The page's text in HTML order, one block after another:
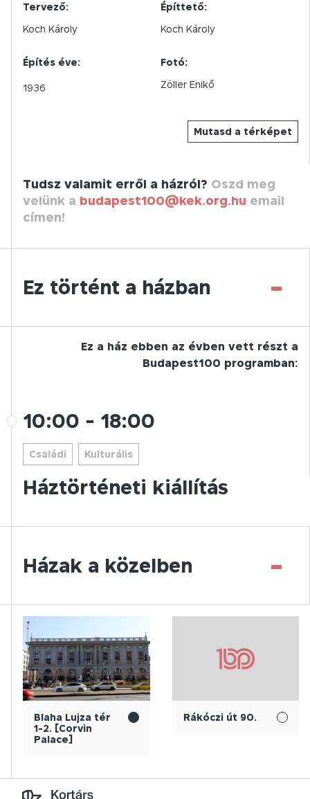
Mutasd a térképet
Tervező:
Koch Károly
Építtető:
Koch Károly
Építés éve:
1936
Fotó:
Zöller Enikő
Tudsz valamit erről a házról? Oszd meg
velünk a budapest100@kek.org.hu email
címen!
Ez történt a házban -
Ez a ház ebben az évben vett részt a
Budapest100 programban:
10:00 - 18:00
Családi Kulturális
Háztörténeti kiállítás
Házak a közelben -
Blaha Lujza tér
1-2. [Corvin
Palace]
Rákóczi út 90.